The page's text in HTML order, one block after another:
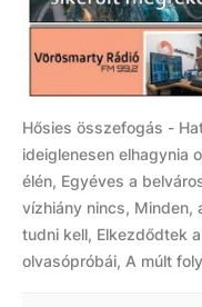
Hősies összefogás -
ideiglenesen elhagynia
élén, Egyéves a
vízhiány nincs, Minden,
tudni kell, Elkezdődtek
olvasópróbái, A múlt